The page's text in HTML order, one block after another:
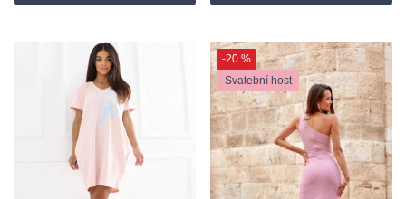
-20 %
Svatební host